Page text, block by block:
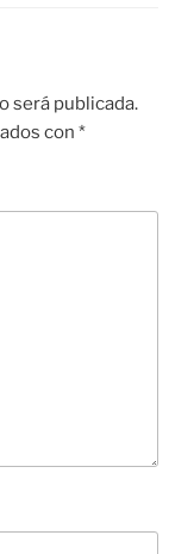
será publicada.
con *